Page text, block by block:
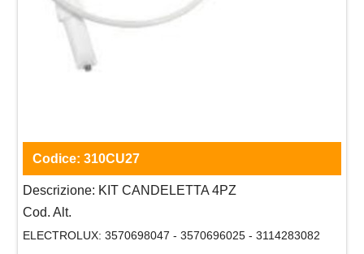
Codice: 310CU27
Descrizione: KIT CANDELETTA 4PZ
Cod. Alt.
ELECTROLUX: 3570698047 - 3570696025 - 3114283082